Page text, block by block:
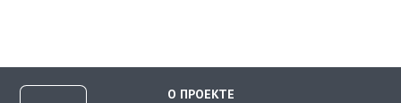
О ПРОЕКТЕ